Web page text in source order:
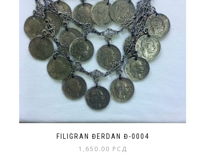
FILIGRAN ĐERDAN Đ-0004
1,650.00 РСД